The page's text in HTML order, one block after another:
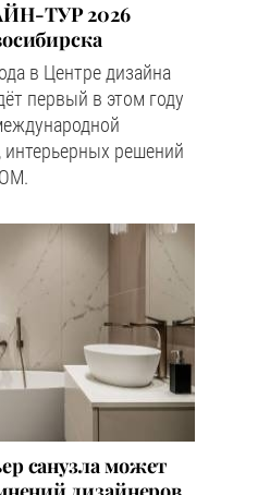
ТУР 2026
в Центре дизайна
первый в этом году
решений
санузла может